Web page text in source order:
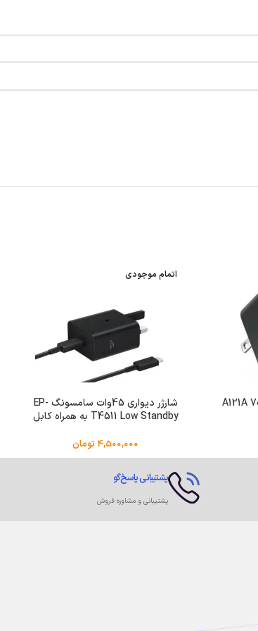
اتمام موجودی
شارژر دیواری 45وات سامسونگ EP-
T4511 Low Standby به همراه کابل
4,500,000 تومان
پشتیبانی پاسخ‌گو
پشتیبانی و مشاوره فروش